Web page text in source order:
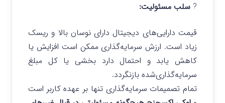
? سلب مسئولیت:
قیمت دارایی‌های دیجیتال دارای نوسان بالا و ریسک
زیاد است. ارزش سرمایه‌گذاری ممکن است افزایش یا
کاهش یابد و احتمال دارد بخشی یا کل مبلغ
سرمایه‌گذاری‌شده بازنگردد.
تمام تصمیمات سرمایه‌گذاری تنها بر عهده کاربر است